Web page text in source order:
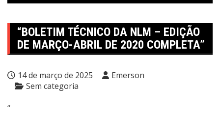
“BOLETIM TÉCNICO DA NLM – EDIÇÃO
DE MARÇO-ABRIL DE 2020 COMPLETA”
14 de março de 2025
Emerson
Sem categoria
“